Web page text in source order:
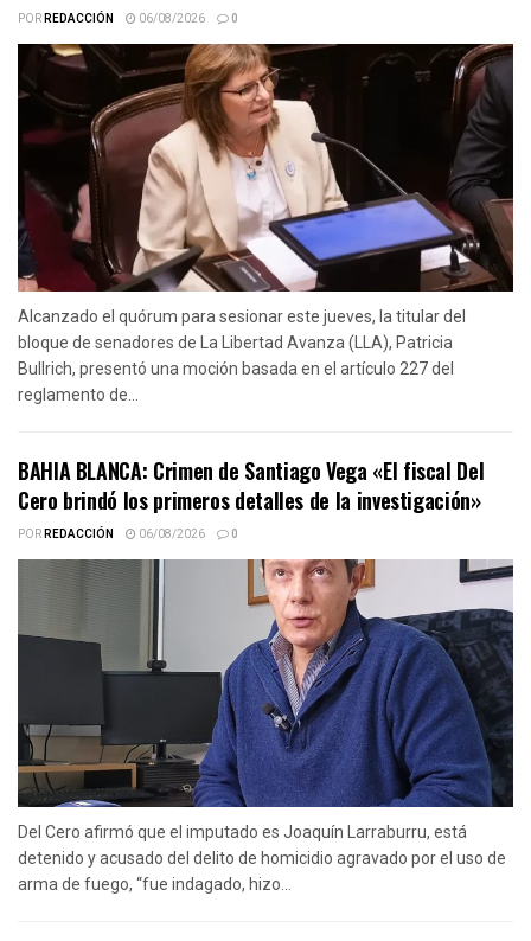
PORREDACCIÓN 06/08/2026 0
Alcanzado el quórum para sesionar este jueves, la titular del
bloque de senadores de La Libertad Avanza (LLA), Patricia
Bullrich, presentó una moción basada en el artículo 227 del
reglamento de...
BAHIA BLANCA: Crimen de Santiago Vega «El fiscal Del
Cero brindó los primeros detalles de la investigación»
PORREDACCIÓN 06/08/2026 0
Del Cero afirmó que el imputado es Joaquín Larraburru, está
detenido y acusado del delito de homicidio agravado por el uso de
arma de fuego, “fue indagado, hizo...